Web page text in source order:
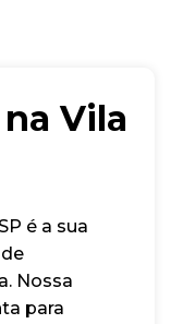
Vila
é a sua
Nossa
para